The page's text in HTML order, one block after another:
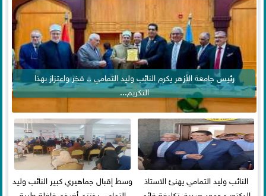
رئيس جامعة الأزهر يكرم النائب وليد التمامي .. فخر واعتزاز بهذا
التكريم...
النائب وليد التمامي يهنئ الاستاذ
وسط إقبال جماهيري كبير النائب وليد